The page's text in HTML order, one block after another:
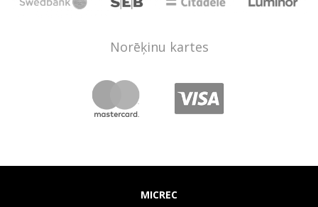
Norēķinu kartes
MICREC